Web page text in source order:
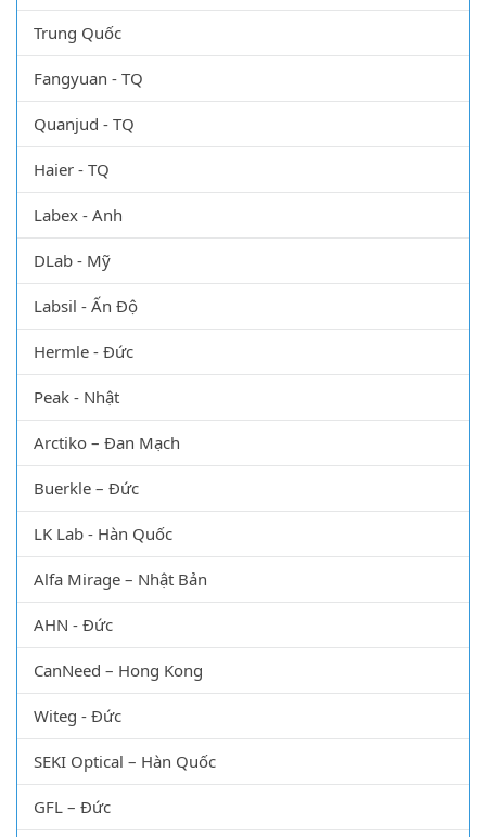
Trung Quốc
Fangyuan - TQ
Quanjud - TQ
Haier - TQ
Labex - Anh
DLab - Mỹ
Labsil - Ấn Độ
Hermle - Đức
Peak - Nhật
Arctiko – Đan Mạch
Buerkle – Đức
LK Lab - Hàn Quốc
Alfa Mirage – Nhật Bản
AHN - Đức
CanNeed – Hong Kong
Witeg - Đức
SEKI Optical – Hàn Quốc
GFL – Đức